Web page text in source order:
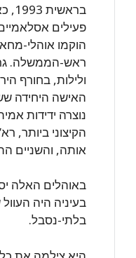
פעילים
הוקמו אוהלי-
ולילות, בחורף
האישה היחידה
נוצרה ידידות
הקיצוני ביותר,
אותה, והשניים
באוהלים האלה
בעיניה היה
בלתי-נסבל.